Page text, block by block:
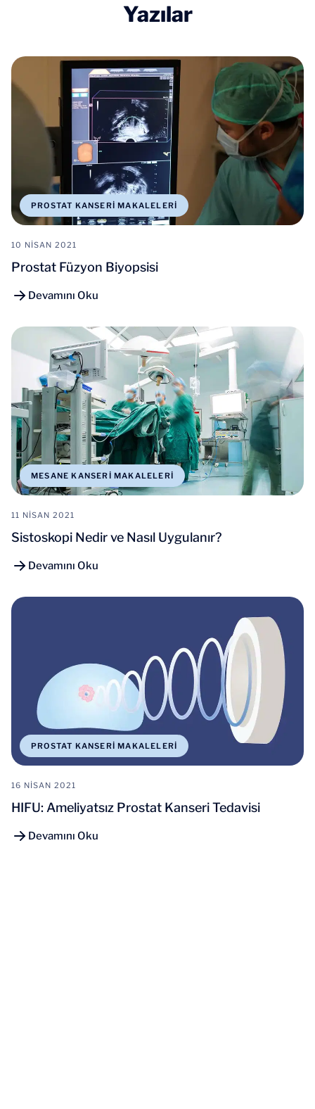
Yazılar
PROSTAT KANSERI MAKALELERI
10 NISAN 2021
Prostat Füzyon Biyopsisi
Devamını Oku
MESANE KANSERI MAKALELERI
11 NISAN 2021
Sistoskopi Nedir ve Nasıl Uygulanır?
Devamını Oku
PROSTAT KANSERI MAKALELERI
16 NISAN 2021
HIFU: Ameliyatsız Prostat Kanseri Tedavisi
Devamını Oku